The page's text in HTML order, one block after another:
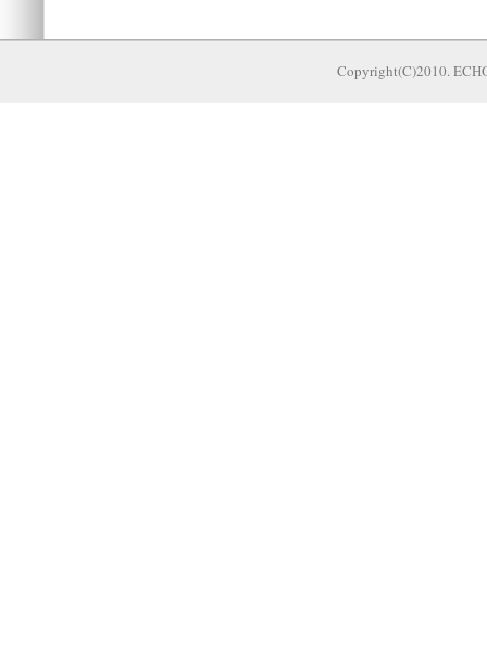
Copyright(C)2010.